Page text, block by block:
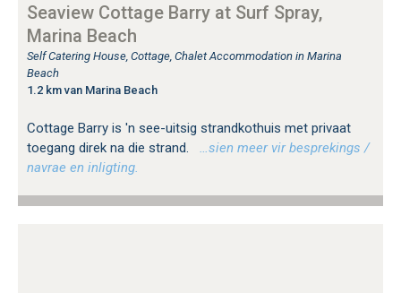
Seaview Cottage Barry at Surf Spray,
Marina Beach
Self Catering House, Cottage, Chalet Accommodation in Marina
Beach
1.2 km van Marina Beach
Cottage Barry is 'n see-uitsig strandkothuis met privaat
toegang direk na die strand.
…sien meer vir besprekings /
navrae en inligting.